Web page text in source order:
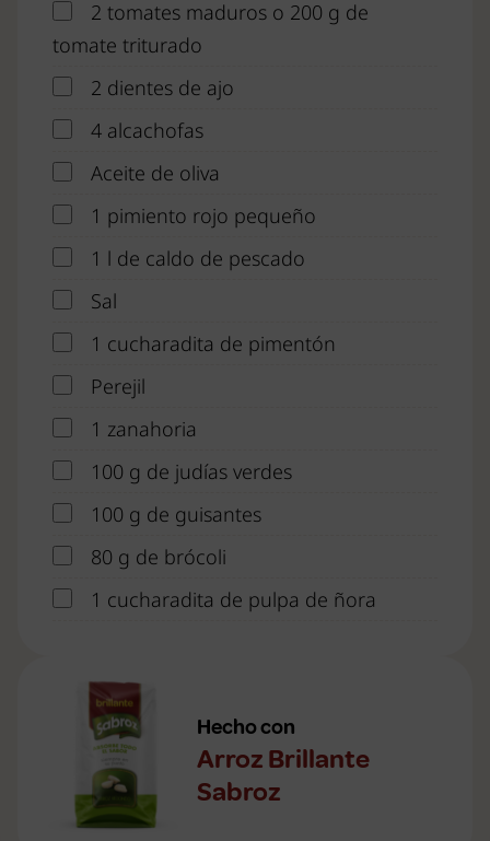
2 tomates maduros o 200 g de
tomate triturado
2 dientes de ajo
4 alcachofas
Aceite de oliva
1 pimiento rojo pequeño
1 l de caldo de pescado
Sal
1 cucharadita de pimentón
Perejil
1 zanahoria
100 g de judías verdes
100 g de guisantes
80 g de brócoli
1 cucharadita de pulpa de ñora
Hecho con
Arroz Brillante
Sabroz